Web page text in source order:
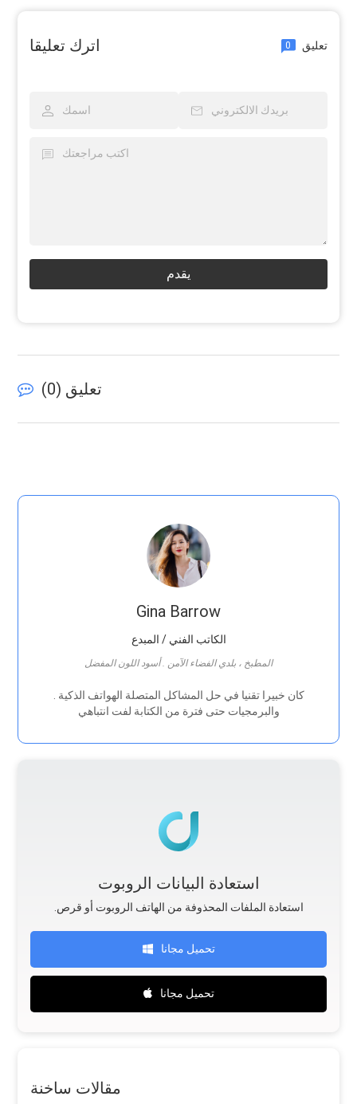
اترك تعليقا 0 تعليق
يقدم
تعليق ( 0
)
Gina Barrow
الكاتب الفني / المبدع
المطبخ ، بلدي الفضاء الآمن . أسود اللون المفضل
والبرمجيات حتى فترة من الكتابة لفت انتباهي
استعادة البيانات الروبوت
.استعادة الملفات المحذوفة من الهاتف الروبوت أو قرص
تحميل مجانا
تحميل مجانا
مقالات ساخنة